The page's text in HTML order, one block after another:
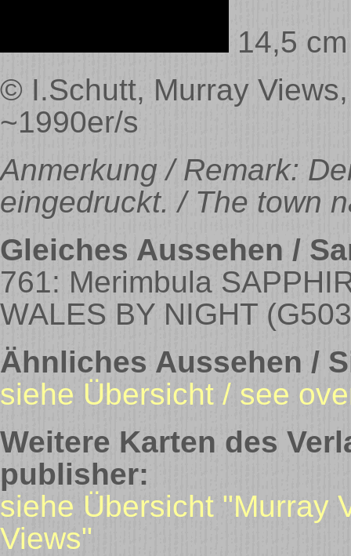
14,5
© I.Schutt, Murray
~1990er/s
Anmerkung / Remark:
eingedruckt. / The town
Gleiches Aussehen /
761: Merimbula
WALES BY NIGHT
Ähnliches Aussehen /
siehe Übersicht / see
Weitere Karten des
publisher:
siehe Übersicht "Murray
Views"